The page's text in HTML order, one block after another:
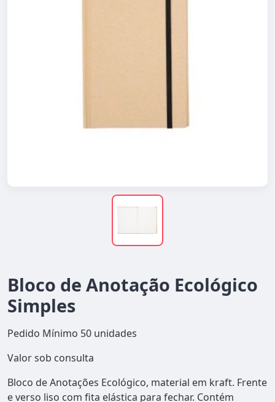
Bloco de Anotação Ecológico
Simples
Pedido Mínimo 50 unidades
Valor sob consulta
Bloco de Anotações Ecológico, material em kraft. Frente
e verso liso com fita elástica para fechar. Contém